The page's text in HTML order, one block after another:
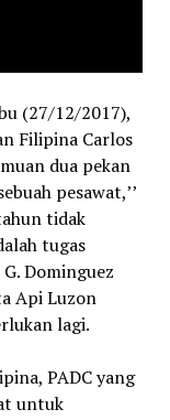
(27/12/2017),
Filipina Carlos
dua pekan
pesawat,’’
tidak
tugas
Dominguez
Api Luzon
lagi.
PADC yang
untuk